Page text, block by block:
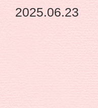
2025.06.23